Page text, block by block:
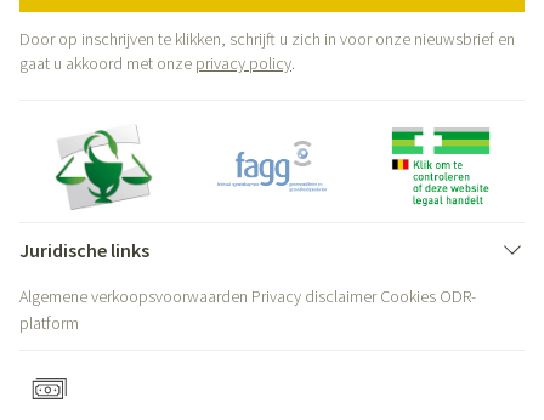
Door op inschrijven te klikken, schrijft u zich in voor onze nieuwsbrief en
gaat u akkoord met onze privacy policy.
Juridische links
Algemene verkoopsvoorwaarden Privacy disclaimer Cookies ODR-
platform